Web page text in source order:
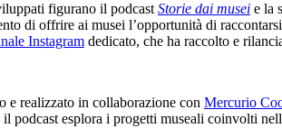
figurano il podcast Storie dai musei e la
di offrire ai musei l’opportunità di
Instagram dedicato, che ha raccolto e
e realizzato in collaborazione con Mercurio
podcast esplora i progetti museali coinvolti